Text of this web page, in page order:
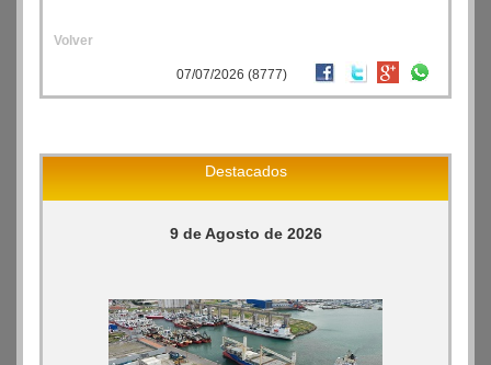
Volver
07/07/2026 (8777)
Destacados
9 de Agosto de 2026